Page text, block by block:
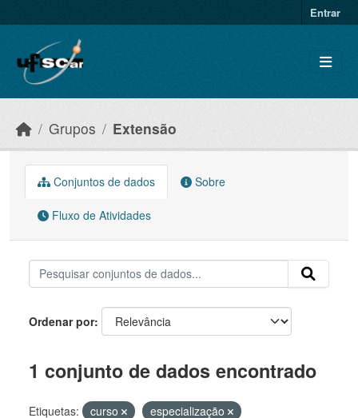
Entrar
Grupos Extensão
Conjuntos de dados Sobre
Fluxo de Atividades
Ordenar por
1 conjunto de dados encontrado
Etiquetas: curso
especialização